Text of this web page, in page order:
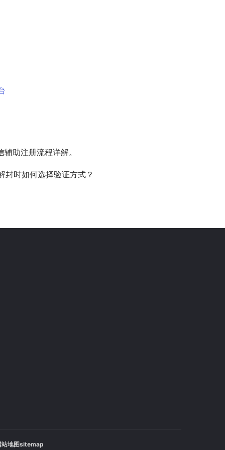
辅助注册流程详解。
封时如何选择验证方式？
站地图sitemap